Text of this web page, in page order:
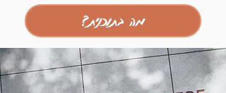
?מה בתוכנית